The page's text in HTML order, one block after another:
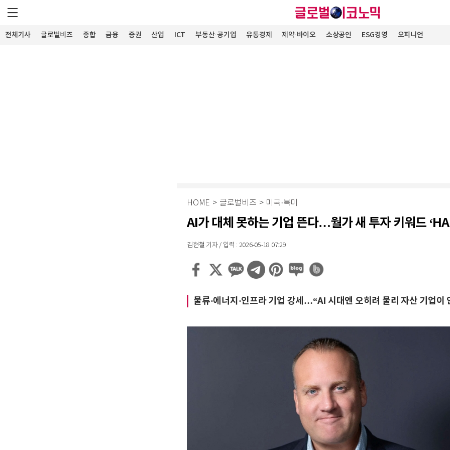
전체기사 글로벌비즈 종합 금융 증권 산업 ICT 부동산·공기업 유통경제 제약∙바이오 소상공인 ESG경영 오피니언
HOME > 글로벌비즈 > 미국·북미
AI가 대체 못하는 기업 뜬다…월가 새 투자 키워드
김현철 기자 / 입력 : 2026-05-18 07:29
물류·에너지·인프라 기업 강세…“AI 시대엔 오히려 물리 자산 기업이